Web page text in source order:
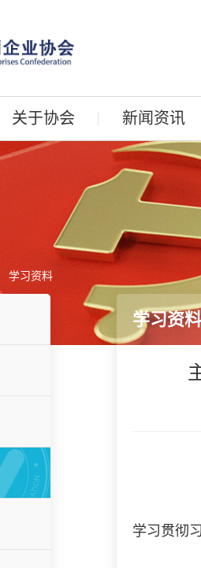
关于协会 新闻资讯
学习资料
学习资料
学习贯彻